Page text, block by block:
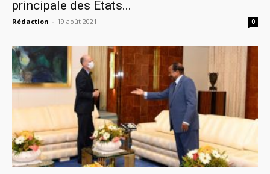
principale des Etats...
Rédaction - 19 août 2021 0